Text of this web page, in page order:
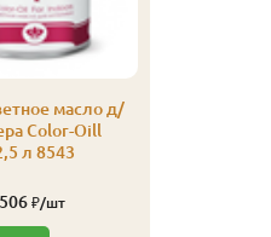
масло д/
Color-Oill
л 8543
₽/шт